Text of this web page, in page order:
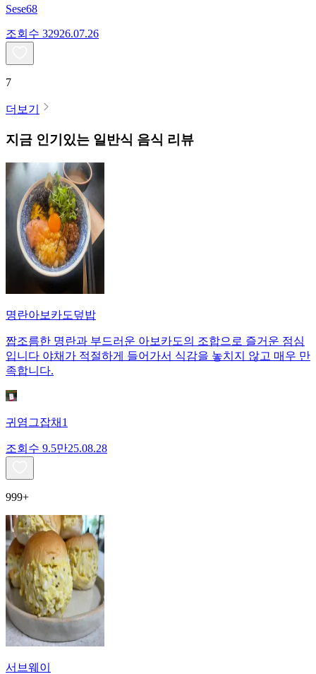
Sese68
조회수 32926.07.26
7
더보기
지금 인기있는 일반식 음식 리뷰
명란아보카도덮밥
짭조름한 명란과 부드러운 아보카도의 조합으로 즐거운 점심
입니다 야채가 적절하게 들어가서 식감을 놓치지 않고 매우 만
족합니다.
귀염그잡채1
조회수 9.5만25.08.28
999+
서브웨이